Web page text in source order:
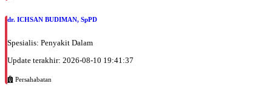
dr. ICHSAN BUDIMAN, SpPD
Spesialis: Penyakit Dalam
Update terakhir: 2026-08-10 19:41:37
Persahabatan